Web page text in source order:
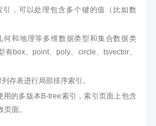
，可以处理包含多个键的值（比如数
何和地理等多维数据类型和集合数据类
有box、point、poly、circle、tsvector、
存表进行局部排序索引。
的多版本B-tree索引，索引页面上包含
面。